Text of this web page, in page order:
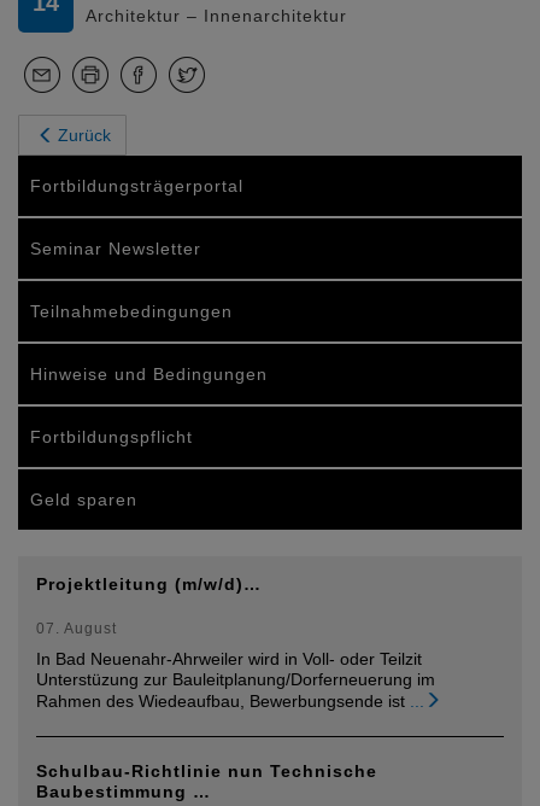
Architektur – Innenarchitektur
Zurück
Fortbildungsträgerportal
Seminar Newsletter
Teilnahmebedingungen
Hinweise und Bedingungen
Fortbildungspflicht
Geld sparen
Projektleitung (m/w/d)…
07. August
In Bad Neuenahr-Ahrweiler wird in Voll- oder Teilzit
Unterstüzung zur Bauleitplanung/Dorferneuerung im
Rahmen des Wiedeaufbau, Bewerbungsende ist
Schulbau-Richtlinie nun Technische
Baubestimmung …